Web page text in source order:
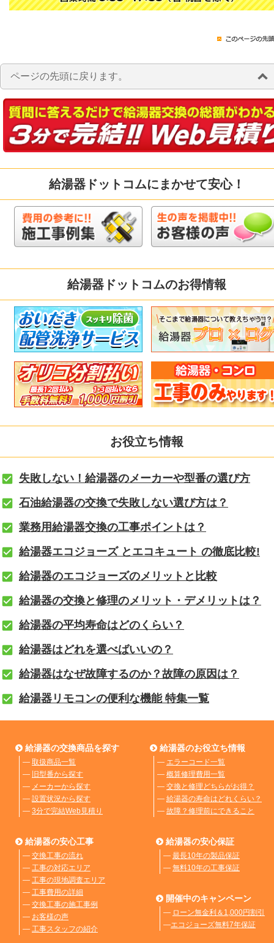
ページの先頭に戻ります。
給湯器ドットコムにまかせて安心！
給湯器ドットコムのお得情報
お役立ち情報
失敗しない！給湯器のメーカーや型番の選び方
石油給湯器の交換で失敗しない選び方は？
業務用給湯器交換の工事ポイントは？
給湯器エコジョーズ とエコキュート の徹底比較!
給湯器のエコジョーズのメリットと比較
給湯器の交換と修理のメリット・デメリットは？
給湯器の平均寿命はどのくらい？
給湯器はどれを選べばいいの？
給湯器はなぜ故障するのか？故障の原因は？
給湯器リモコンの便利な機能 特集一覧
給湯器の交換商品を探す
― 取扱商品一覧
― 旧型番から探す
― メーカーから探す
― 設置状況から探す
― 3分で完結Web見積り
給湯器のお役立ち情報
― エラーコード一覧
― 概算修理費用一覧
― 交換と修理どちらがお得？
― 給湯器の寿命はどれくらい？
― 故障？修理前にできること
給湯器の安心工事
― 交換工事の流れ
― 工事の対応エリア
― 工事の現地調査エリア
― 工事費用の詳細
― 交換工事の施工事例
― お客様の声
― 工事スタッフの紹介
給湯器の安心保証
― 最長10年の製品保証
― 無料10年の工事保証
開催中のキャンペーン
― ローン無金利＆1,000円割引
―エコジョーズ無料7年保証